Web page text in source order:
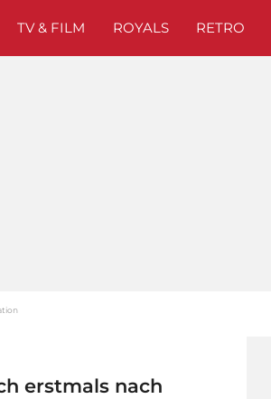
TV & FILM ROYALS RETRO
erstmals nach